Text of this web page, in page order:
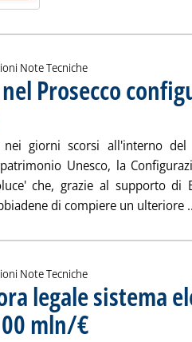
Note Tecniche
Prosecco
. Pubblicata mercoledì 02 aprile 2025 alle 15.51.
nei giorni scorsi all'interno
Unesco, la
che, grazie al supporto
di compiere un ulteriore
Note Tecniche
legale sistema
mln/€